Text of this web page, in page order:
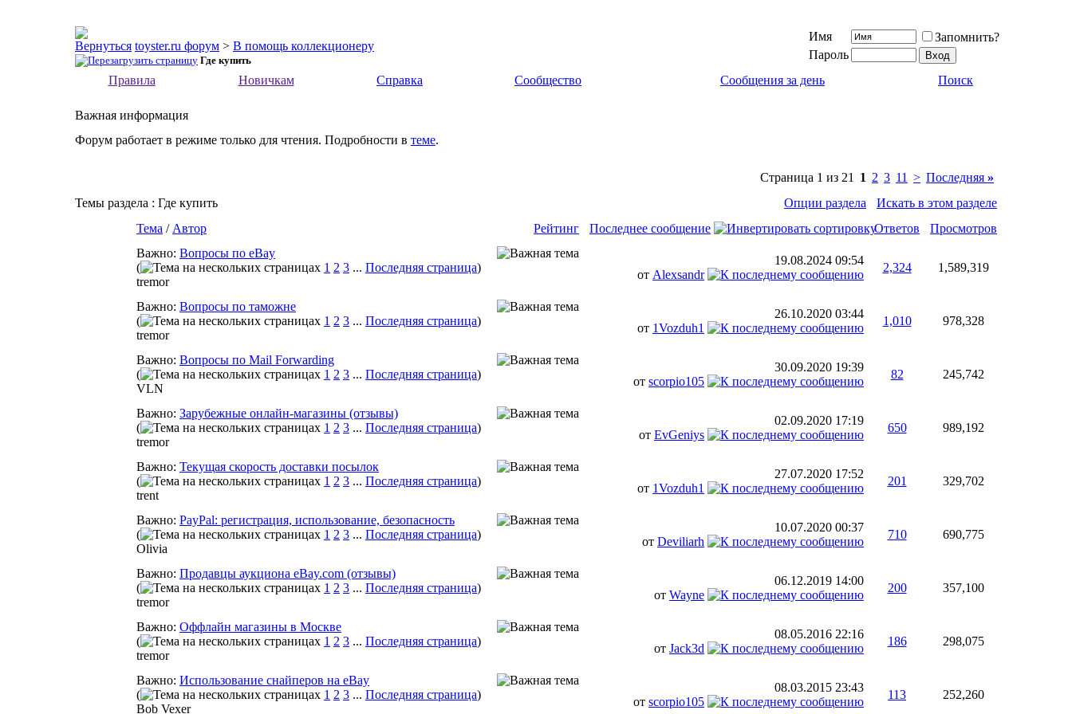
toyster.ru форум > В помощь коллекционеру
Где купить
Имя
Запомнить?
Пароль
Правила
Новичкам Справка Сообщество Сообщения за день Поиск
Важная информация
Форум работает в режиме только для чтения. Подробности в теме.
Страница 1 из 21 1 2 3 11 > Последняя »
Темы раздела : Где купить Опции раздела
Искать в этом разделе
Рейтинг
Тема / Автор Последнее сообщение Ответов
Просмотров
Важно: Вопросы по eBay
(
1 2 3 ... Последняя страница)
tremor
19.08.2024 09:54
от Alexsandr
2,324 1,589,319
Важно: Вопросы по таможне
(
1 2 3 ... Последняя страница)
tremor
26.10.2020 03:44
от 1Vozduh1
1,010 978,328
Важно: Вопросы по Mail Forwarding
(
1 2 3 ... Последняя страница)
VLN
30.09.2020 19:39
от scorpio105
82 245,742
Важно: Зарубежные онлайн-магазины (отзывы)
(
1 2 3 ... Последняя страница)
tremor
02.09.2020 17:19
от EvGeniys
650 989,192
Важно: Текущая скорость доставки посылок
(
1 2 3 ... Последняя страница)
trent
27.07.2020 17:52
от 1Vozduh1
201 329,702
Важно: PayPal: регистрация, использование, безопасность
(
1 2 3 ... Последняя страница)
Olivia
10.07.2020 00:37
от Deviliarh
710 690,775
Важно: Продавцы аукциона eBay.com (отзывы)
(
1 2 3 ... Последняя страница)
tremor
06.12.2019 14:00
от Wayne
200 357,100
Важно: Оффлайн магазины в Москве
(
1 2 3 ... Последняя страница)
tremor
08.05.2016 22:16
от Jack3d
186 298,075
Важно: Использование снайперов на eBay
(
1 2 3 ... Последняя страница)
Bob Vexer
08.03.2015 23:43
от scorpio105
113 252,260